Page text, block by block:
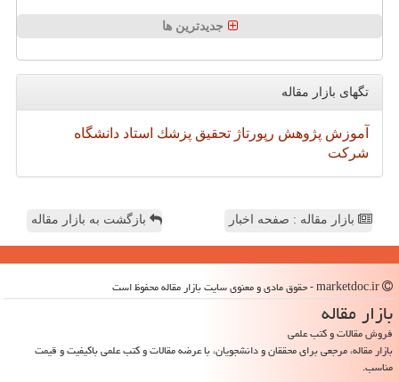
جدیدترین ها
تگهای بازار مقاله
آموزش پژوهش رپورتاژ تحقیق پزشك استاد دانشگاه
شركت
بازار مقاله : صفحه اخبار بازگشت به بازار مقاله
بازار مقاله
فروش مقالات و کتب علمی
بازار مقاله، مرجعی برای محققان و دانشجویان، با عرضه مقالات و کتب علمی باکیفیت و قیمت
مناسب.